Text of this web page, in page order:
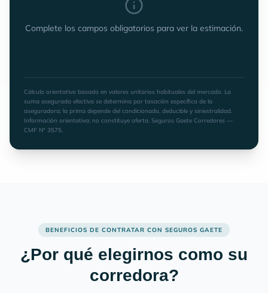
Complete los campos obligatorios para ver la estimación.
Cálculo orientativo basado en valores unitarios habituales del mercado. La
suma asegurada efectiva se determina por tasación específica de la
aseguradora; la prima depende del condicionado, deducible y siniestralidad.
Información orientativa; no constituye oferta. Seguros Gaete Corredores —
CMF N° 3575.
BENEFICIOS DE CONTRATAR CON SEGUROS GAETE
¿Por qué elegirnos como su
corredora?